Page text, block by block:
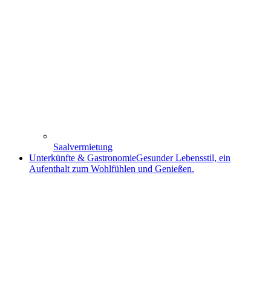
Saalvermietung
Unterkünfte & GastronomieGesunder Lebensstil, ein
Aufenthalt zum Wohlfühlen und Genießen.